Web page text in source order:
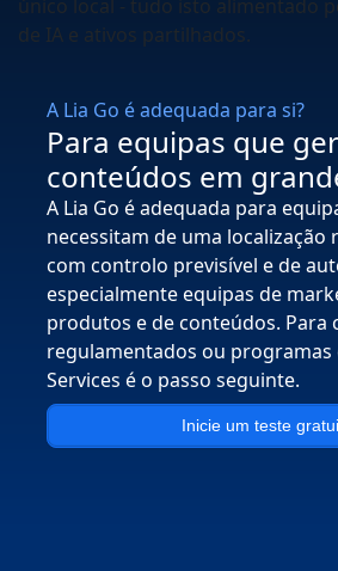
único local - tudo isto alimentado
de IA e ativos partilhados.
A Lia Go é adequada para si?
Para equipas que
conteúdos em
A Lia Go é adequada para
necessitam de uma localização
com controlo previsível e de
especialmente equipas de
produtos e de conteúdos. Para
regulamentados ou programas
Services é o passo seguinte.
Inicie um teste